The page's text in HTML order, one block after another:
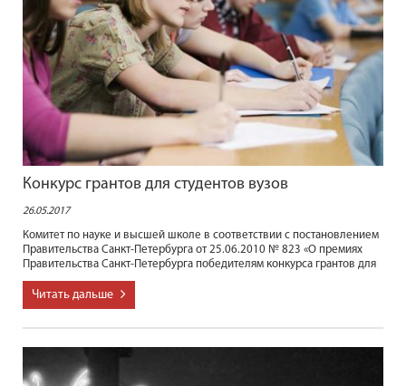
Конкурс грантов для студентов вузов
26.05.2017
Комитет по науке и высшей школе в соответствии с постановлением
Правительства Санкт-Петербурга от 25.06.2010 № 823 «О премиях
Правительства Санкт-Петербурга победителям конкурса грантов для
Читать дальше